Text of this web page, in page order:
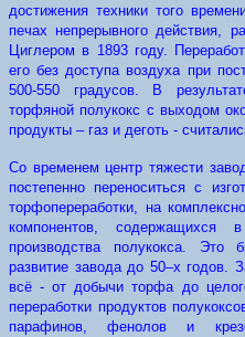
достижения техники того
печах непрерывного действия,
Циглером в 1893 году.
его без доступа воздуха при
500-550 градусов. В
торфяной полукокс с выходом
продукты – газ и деготь -
Со временем центр тяжести
постепенно переноситься с
торфопереработки, на
компонентов,
производства полукокса. Это
развитие завода до 50–х годов.
всё - от добычи торфа до
переработки продуктов
парафинов, фенолов и